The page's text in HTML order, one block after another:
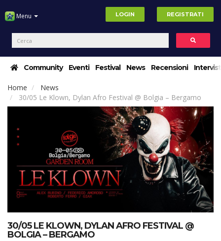
Menu LOGIN REGISTRATI
Community Eventi Festival News Recensioni
Home
News
30/05 Le Klown, Dylan Afro Festival @ Bolgia – Bergamo
30/05 LE KLOWN, DYLAN AFRO FESTIVAL @
BOLGIA – BERGAMO